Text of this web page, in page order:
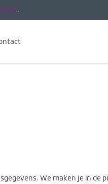
.
We maken je in